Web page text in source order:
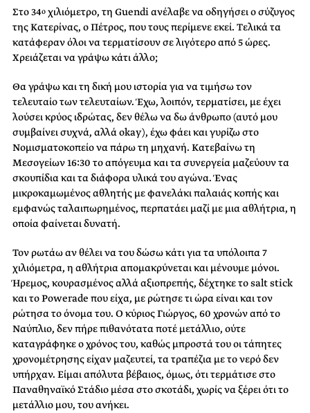
Στο 34ο χιλιόμετρο, τη Guendi ανέλαβε να οδηγήσει ο σύζυγος
της Κατερίνας, ο Πέτρος, που τους περίμενε εκεί. Τελικά τα
κατάφεραν όλοι να τερματίσουν σε λιγότερο από 5 ώρες.
Χρειάζεται να γράψω κάτι άλλο;
Θα γράψω και τη δική μου ιστορία για να τιμήσω τον
τελευταίο των τελευταίων. Έχω, λοιπόν, τερματίσει, με έχει
λούσει κρύος ιδρώτας, δεν θέλω να δω άνθρωπο (αυτό μου
συμβαίνει συχνά, αλλά okay), έχω φάει και γυρίζω στο
Νομισματοκοπείο να πάρω τη μηχανή. Κατεβαίνω τη
Μεσογείων 16:30 το απόγευμα και τα συνεργεία μαζεύουν τα
σκουπίδια και τα διάφορα υλικά του αγώνα. Ένας
μικροκαμωμένος αθλητής με φανελάκι παλαιάς κοπής και
εμφανώς ταλαιπωρημένος, περπατάει μαζί με μια αθλήτρια, η
οποία φαίνεται δυνατή.
Τον ρωτάω αν θέλει να του δώσω κάτι για τα υπόλοιπα 7
χιλιόμετρα, η αθλήτρια απομακρύνεται και μένουμε μόνοι.
Ήρεμος, κουρασμένος αλλά αξιοπρεπής, δέχτηκε το salt stick
και το Powerade που είχα, με ρώτησε τι ώρα είναι και τον
ρώτησα το όνομα του. Ο κύριος Γιώργος, 60 χρονών από το
Ναύπλιο, δεν πήρε πιθανότατα ποτέ μετάλλιο, ούτε
καταγράφηκε ο χρόνος του, καθώς μπροστά του οι τάπητες
χρονομέτρησης είχαν μαζευτεί, τα τραπέζια με το νερό δεν
υπήρχαν. Είμαι απόλυτα βέβαιος, όμως, ότι τερμάτισε στο
Παναθηναϊκό Στάδιο μέσα στο σκοτάδι, χωρίς να ξέρει ότι το
μετάλλιο μου, του ανήκει.